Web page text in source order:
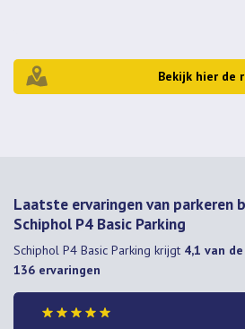
Bekijk hier de
Laatste ervaringen van parkeren
Schiphol P4 Basic Parking
Schiphol P4 Basic Parking krijgt 4,1 van
136 ervaringen